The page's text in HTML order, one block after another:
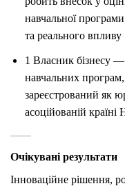
навчальної
та реального впливу
1 Власник бізнесу —
навчальних програм,
зареєстрований як
асоційованій
Очікувані результати
Інноваційне рішення,